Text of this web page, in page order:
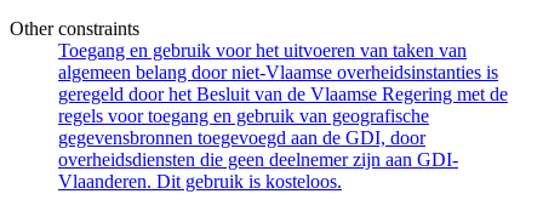
Other constraints
Toegang en gebruik voor het uitvoeren van taken van
algemeen belang door niet-Vlaamse overheidsinstanties is
geregeld door het Besluit van de Vlaamse Regering met de
regels voor toegang en gebruik van geografische
gegevensbronnen toegevoegd aan de GDI, door
overheidsdiensten die geen deelnemer zijn aan GDI-
Vlaanderen. Dit gebruik is kosteloos.